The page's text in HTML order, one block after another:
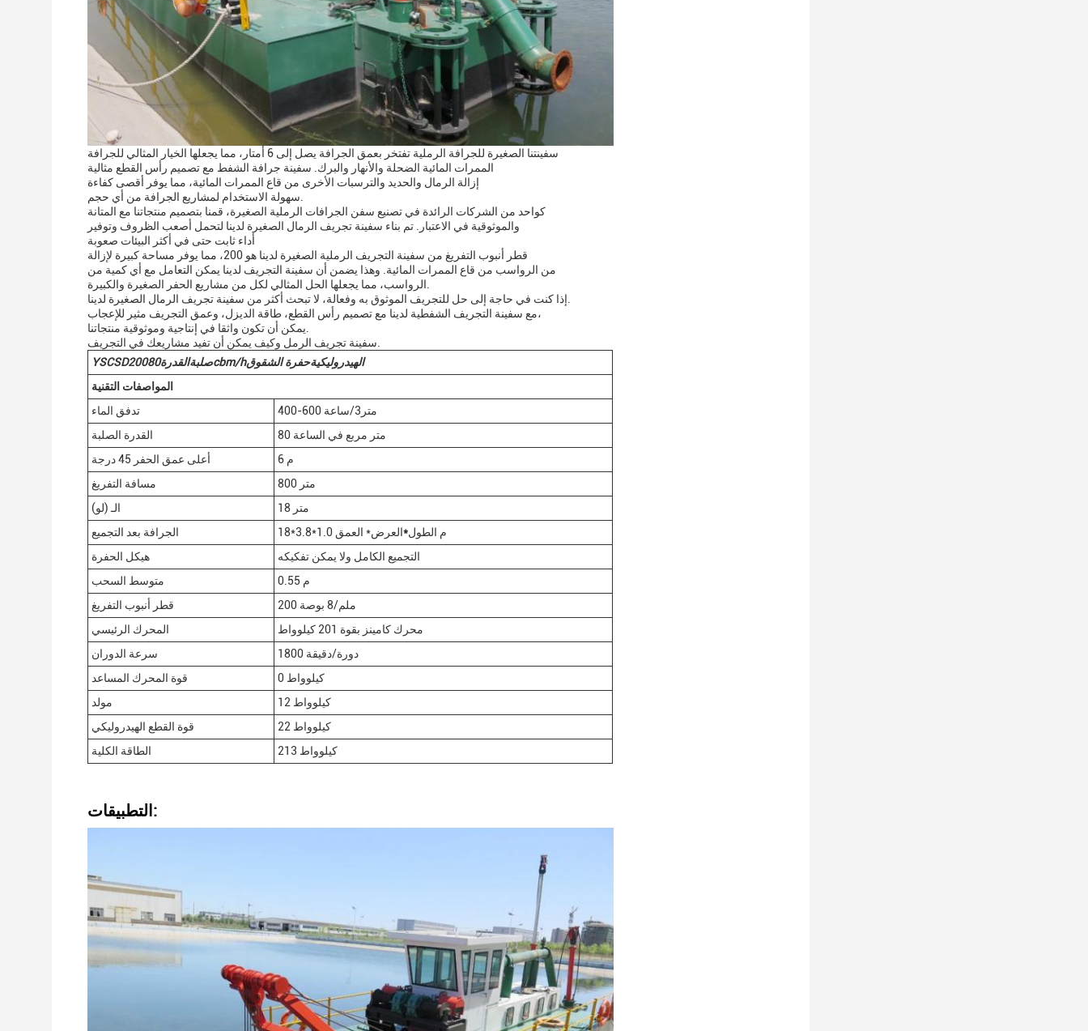
سفينتنا الصغيرة للجرافة الرملية تفتخر بعمق الجرافة يصل إلى 6 أمتار، مما يجعلها الخيار المثالي للجرافة
الممرات المائية الضحلة والأنهار والبرك. سفينة جرافة الشفط مع تصميم رأس القطع مثالية
إزالة الرمال والحديد والترسبات الأخرى من قاع الممرات المائية، مما يوفر أقصى كفاءة
كواحد من الشركات الرائدة في تصنيع سفن الجرافات الرملية الصغيرة، قمنا بتصميم منتجاتنا مع المتانة
والموثوقية في الاعتبار. تم بناء سفينة تجريف الرمال الصغيرة لدينا لتحمل أصعب الظروف وتوفير
أداء ثابت حتى في أكثر البيئات صعوبة
قطر أنبوب التفريغ من سفينة التجريف الرملية الصغيرة لدينا هو 200، مما يوفر مساحة كبيرة لإزالة
من الرواسب من قاع الممرات المائية. وهذا يضمن أن سفينة التجريف لدينا يمكن التعامل مع أي كمية من
مع سفينة التجريف الشفطية لدينا مع تصميم رأس القطع، طاقة الديزل، وعمق التجريف مثير للإعجاب،
YSCSD200 صلبةالقدرة80 cbm/h الهيدروليكيةحفرة الشقوق
المواصفات التقنية
تدفق الماء
400-600 متر3/ساعة
القدرة الصلبة
80 متر مربع في الساعة
أعلى عمق الحفر 45 درجة
6 م
مسافة التفريغ
800 متر
الـ (لو)
18 متر
الجرافة بعد التجميع
18*3.8*1.0 م الطول*العرض* العمق
هيكل الحفرة
التجميع الكامل ولا يمكن تفكيكه
متوسط السحب
0.55 م
قطر أنبوب التفريغ
200 ملم/8 بوصة
المحرك الرئيسي
محرك كامينز بقوة 201 كيلوواط
سرعة الدوران
1800 دورة/دقيقة
قوة المحرك المساعد
0 كيلوواط
مولد
12 كيلوواط
قوة القطع الهيدروليكي
22 كيلوواط
الطاقة الكلية
213 كيلوواط
التطبيقات: